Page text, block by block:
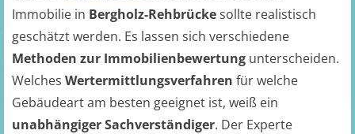
Immobilie in Bergholz-Rehbrückesollte realistisch
geschätzt werden. Es lassen sich verschiedene
Methoden zur Immobilienbewertung unterscheiden.
Welches Wertermittlungsverfahren für welche
Gebäudeart am besten geeignet ist, weiß ein
unabhängiger Sachverständiger. Der Experte